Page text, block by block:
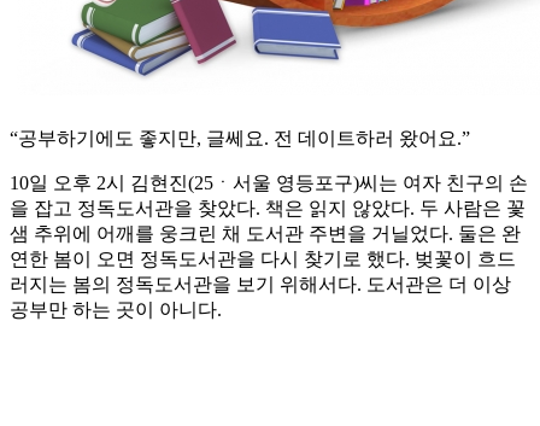
“공부하기에도 좋지만, 글쎄요. 전 데이트하러 왔어요.”
10일 오후 2시 김현진(25ㆍ서울 영등포구)씨는 여자 친구의 손
을 잡고 정독도서관을 찾았다. 책은 읽지 않았다. 두 사람은 꽃
샘 추위에 어깨를 웅크린 채 도서관 주변을 거닐었다. 둘은 완
연한 봄이 오면 정독도서관을 다시 찾기로 했다. 벚꽃이 흐드
러지는 봄의 정독도서관을 보기 위해서다. 도서관은 더 이상
공부만 하는 곳이 아니다.